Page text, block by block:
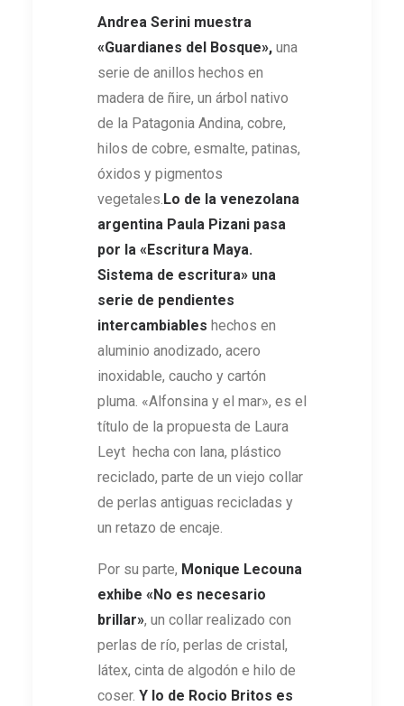
Andrea Serini muestra
«Guardianes del Bosque», una
serie de anillos hechos en
madera de ñire, un árbol nativo
de la Patagonia Andina, cobre,
hilos de cobre, esmalte, patinas,
óxidos y pigmentos
vegetales.Lo de la venezolana
argentina Paula Pizani pasa
por la «Escritura Maya.
Sistema de escritura» una
serie de pendientes
intercambiables hechos en
aluminio anodizado, acero
inoxidable, caucho y cartón
pluma. «Alfonsina y el mar», es el
título de la propuesta de Laura
Leyt hecha con lana, plástico
reciclado, parte de un viejo collar
de perlas antiguas recicladas y
un retazo de encaje.
Por su parte, Monique Lecouna
exhibe «No es necesario
brillar», un collar realizado con
perlas de río, perlas de cristal,
látex, cinta de algodón e hilo de
coser. Y lo de Rocio Britos es